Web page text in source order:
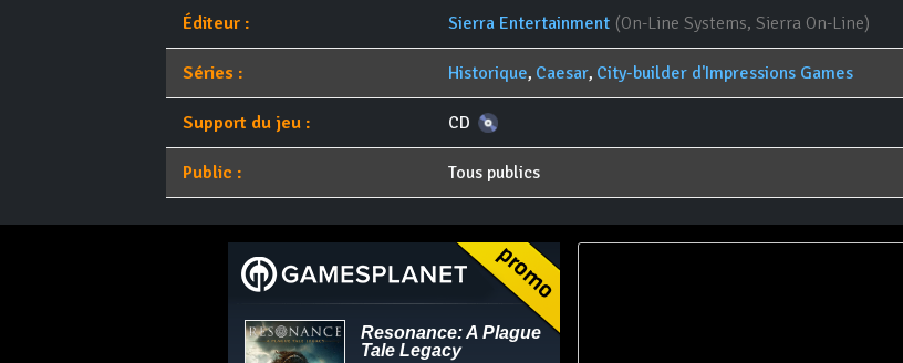
Éditeur : Sierra Entertainment (On-Line Systems, Sierra On-Line)
Séries : Historique, Caesar, City-builder d'Impressions Games
Support du jeu : CD
Public : Tous publics